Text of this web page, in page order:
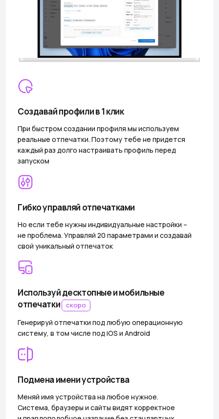
Создавай профили в 1 клик
При быстром создании профиля мы используем
реальные отпечатки. Поэтому тебе не придется
каждый раз долго настраивать профиль перед
запуском
Гибко управляй отпечатками
Но если тебе нужны индивидуальные настройки –
не проблема. Управляй 20 параметрами и создавай
свой уникальный отпечаток
Используй десктопные и мобильные
отпечатки
скоро
Генерируй отпечатки под любую операционную
систему, в том числе под iOS и Android
Подмена имени устройства
Меняй имя устройства на любое нужное.
Система, браузеры и сайты видят корректное